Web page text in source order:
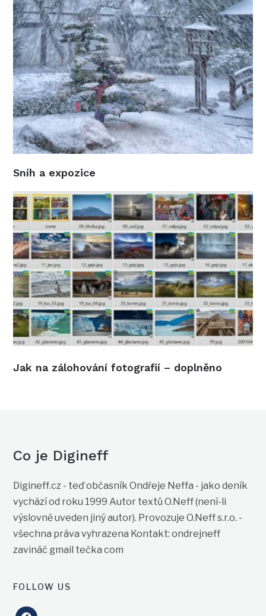
Sníh a expozice
Jak na zálohování fotografií – doplněno
Co je Digineff
Digineff.cz - teď občasník Ondřeje Neffa - jako deník
vychází od roku 1999 Autor textů O.Neff (není-li
výslovně uveden jiný autor). Provozuje O.Neff s.r.o. -
všechna práva vyhrazena Kontakt: ondrejneff
zavináč gmail tečka com
FOLLOW US